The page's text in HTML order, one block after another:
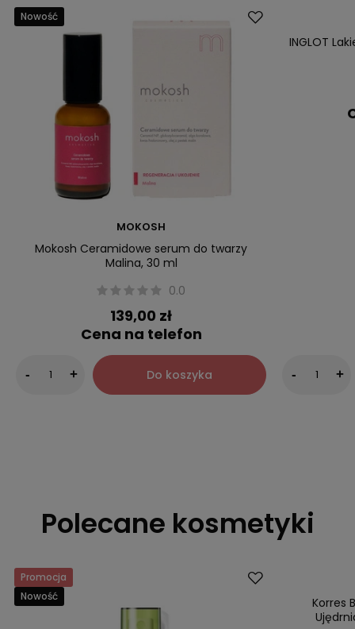
Nowość
MOKOSH
Mokosh Ceramidowe serum do twarzy
Malina, 30 ml
0.0
139,00 zł
Cena na telefon
- + Do koszyka
INGLOT
- +
Polecane kosmetyki
Promocja
Nowość
NaszKorres